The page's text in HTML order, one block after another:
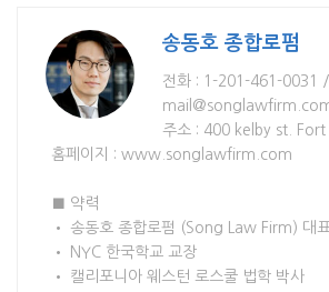
송동호 종합로펌
전화 : 1-201-461-0031 /
주소 : 400 kelby st.
홈페이지 : www.songlawfirm.com
■ 약력
• 송동호 종합로펌 (Song Law Firm) 대
• NYC 한국학교 교장
• 캘리포니아 웨스턴 로스쿨 법학 박사